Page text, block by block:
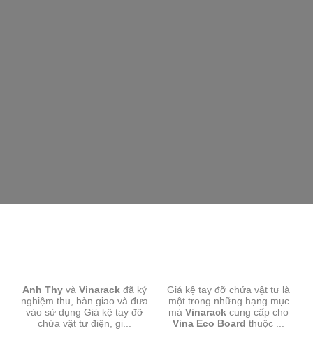
Anh Thy và Vinarack đã ký
nghiệm thu, bàn giao và đưa
vào sử dụng Giá kệ tay đỡ
chứa vật tư điện, gi...
BOARD
Giá kệ tay đỡ chứa vật tư là
một trong những hạng mục
màVinarack cung cấp cho
Vina Eco Board thuộc ...